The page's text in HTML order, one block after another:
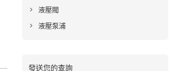
液壓閥
液壓泵浦
發送您的查詢